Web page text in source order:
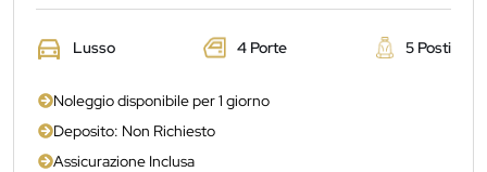
Lusso 4 Porte 5 Posti
Noleggio disponibile per 1 giorno
Deposito: Non Richiesto
Assicurazione Inclusa